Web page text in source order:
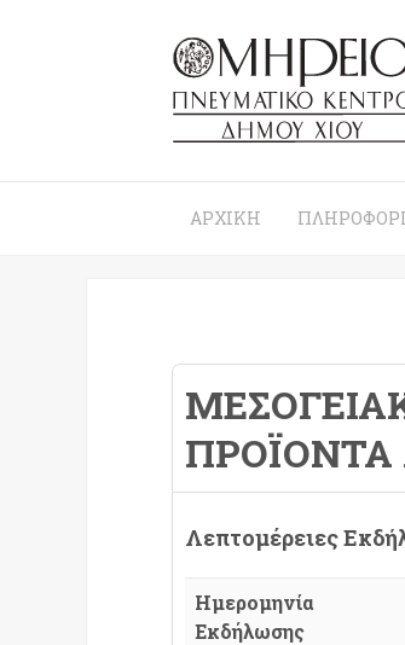
ΑΡΧΙΚΉ
Λεπτομέρειες
Ημερομηνία
Εκδήλωσης